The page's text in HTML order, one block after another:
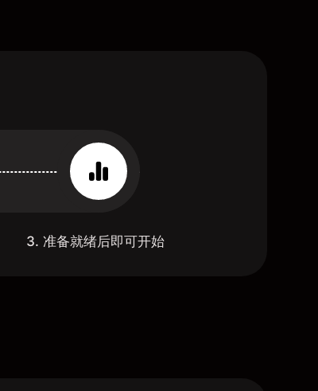
3. 准备就绪后即可开始